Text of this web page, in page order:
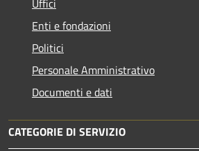
Uffici
Enti e fondazioni
Politici
Personale Amministrativo
Documenti e dati
CATEGORIE DI SERVIZIO